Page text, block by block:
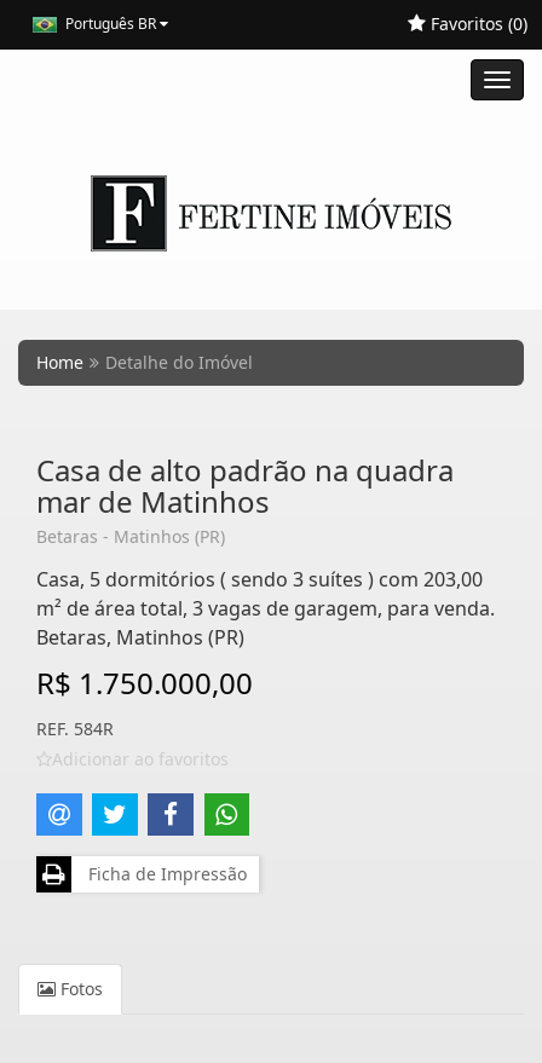
Português BR Favoritos (0)
Home Detalhe do Imóvel
Casa de alto padrão na quadra
mar de Matinhos
Betaras - Matinhos (PR)
Casa, 5 dormitórios ( sendo 3 suítes ) com 203,00
m² de área total, 3 vagas de garagem, para venda.
Betaras, Matinhos (PR)
R$ 1.750.000,00
REF. 584R
Adicionar ao favoritos
Ficha de Impressão
Fotos